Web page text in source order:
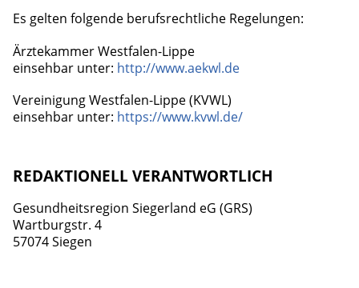
Es gelten folgende berufsrechtliche Regelungen:
Ärztekammer Westfalen-Lippe
einsehbar unter: http://www.aekwl.de
Vereinigung Westfalen-Lippe (KVWL)
einsehbar unter: https://www.kvwl.de/
REDAKTIONELL VERANTWORTLICH
Gesundheitsregion Siegerland eG (GRS)
Wartburgstr. 4
57074 Siegen